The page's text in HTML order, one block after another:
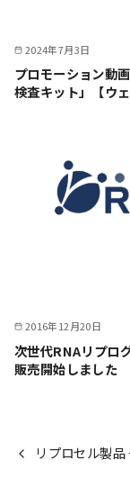
2024年7月3日
プロモーション動
検査キット」【ウェ
2016年12月20日
次世代RNAリプロ
販売開始しました
リプロセル製